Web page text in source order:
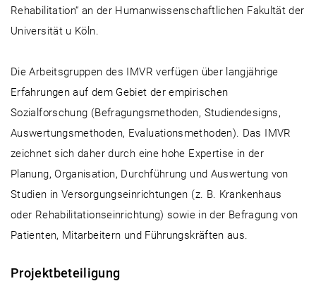
Rehabilitation“ an der Humanwissenschaftlichen Fakultät der
Universität u Köln.
Die Arbeitsgruppen des IMVR verfügen über langjährige
Erfahrungen auf dem Gebiet der empirischen
Sozialforschung (Befragungsmethoden, Studiendesigns,
Auswertungsmethoden, Evaluationsmethoden). Das IMVR
zeichnet sich daher durch eine hohe Expertise in der
Planung, Organisation, Durchführung und Auswertung von
Studien in Versorgungseinrichtungen (z. B. Krankenhaus
oder Rehabilitationseinrichtung) sowie in der Befragung von
Patienten, Mitarbeitern und Führungskräften aus.
Projektbeteiligung